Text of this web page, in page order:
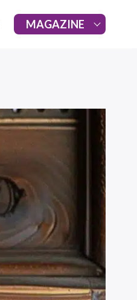
MAGAZINE